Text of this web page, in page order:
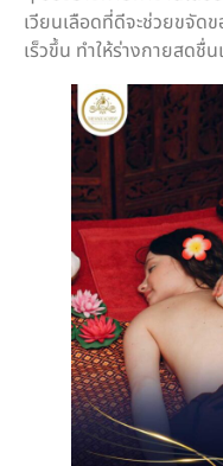
เวียนเลือดที่ดีจะช่วยขจัด
เร็วขึ้น ทำให้ร่างกายสดชื่